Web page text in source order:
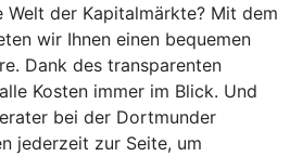
Welt der Kapitalmärkte? Mit dem
wir Ihnen einen bequemen
Dank des transparenten
Kosten immer im Blick. Und
bei der Dortmunder
jederzeit zur Seite, um